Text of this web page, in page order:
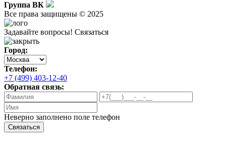
Группа ВК
Все права защищены © 2025
Задавайте вопросы! Связаться
Город:
Телефон:
+7 (499) 403-12-40
Обратная связь:
Неверно заполнено поле телефон
Связаться